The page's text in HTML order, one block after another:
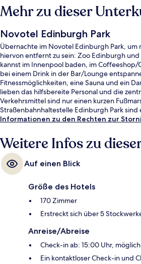
Mehr zu dieser
Novotel Edinburgh Park
Übernachte im Novotel Edinburgh Park, um
hiervon entfernt zu sein: Zoo Edinburgh
kannst im Innenpool baden, im Coffeeshop/
bei einem Drink in der Bar/Lounge
Fitnessmöglichkeiten, eine Sauna und ein
lieben das hilfsbereite Personal und die
Verkehrsmittel sind nur einen kurzen
Straßenbahnhaltestelle Edinburgh Park sind
Straßenbahnhaltestelle Edinburgh Park
Informationen zu den Rechten zur
Weitere Infos zu
Auf einen Blick
Größe des Hotels
170 Zimmer
Erstreckt sich über 5
Anreise/Abreise
Check-in ab: 15:00 Uhr,
Ein kontaktloser Check-in und